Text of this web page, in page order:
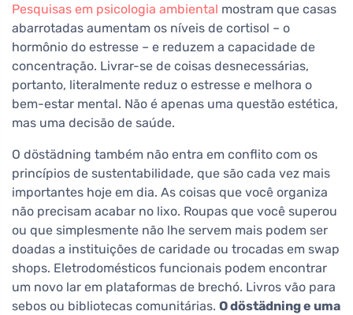
Pesquisas em psicologia ambiental mostram que casas
abarrotadas aumentam os níveis de cortisol – o
hormônio do estresse – e reduzem a capacidade de
concentração. Livrar-se de coisas desnecessárias,
portanto, literalmente reduz o estresse e melhora o
bem-estar mental. Não é apenas uma questão estética,
mas uma decisão de saúde.
O döstädning também não entra em conflito com os
princípios de sustentabilidade, que são cada vez mais
importantes hoje em dia. As coisas que você organiza
não precisam acabar no lixo. Roupas que você superou
ou que simplesmente não lhe servem mais podem ser
doadas a instituições de caridade ou trocadas em swap
shops. Eletrodomésticos funcionais podem encontrar
um novo lar em plataformas de brechó. Livros vão para
sebos ou bibliotecas comunitárias. O döstädning e uma